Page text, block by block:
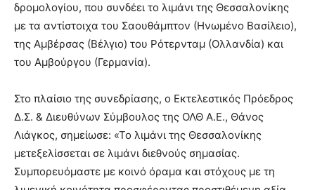
δρομολογίου, που συνδέει το λιμάνι της Θεσσαλονίκης
με τα αντίστοιχα του Σαουθάμπτον (Ηνωμένο Βασίλειο),
της Αμβέρσας (Βέλγιο) του Ρότερνταμ (Ολλανδία) και
του Αμβούργου (Γερμανία).
Στο πλαίσιο της συνεδρίασης, ο Εκτελεστικός Πρόεδρος
Δ.Σ. & Διευθύνων Σύμβουλος της ΟΛΘ Α.Ε., Θάνος
Λιάγκος, σημείωσε: «Το λιμάνι της Θεσσαλονίκης
μετεξελίσσεται σε λιμάνι διεθνούς σημασίας.
Συμπορευόμαστε με κοινό όραμα και στόχους με τη